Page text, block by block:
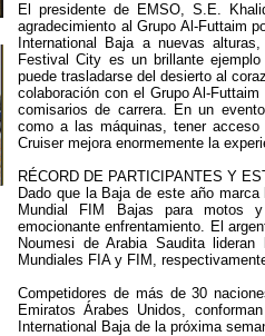
El presidente de EMSO, S.E.
agradecimiento al Grupo Al-Futtaim
International Baja a nuevas
Festival City es un brillante
puede trasladarse del desierto al
colaboración con el Grupo Al-
comisarios de carrera. En un
como a las máquinas, tener
Cruiser mejora enormemente la
RÉCORD DE PARTICIPANTES Y
Dado que la Baja de este año
Mundial FIM Bajas para motos
emocionante enfrentamiento. El
Noumesi de Arabia Saudita
Mundiales FIA y FIM,
Competidores de más de 30
Emiratos Árabes Unidos,
International Baja de la próxima